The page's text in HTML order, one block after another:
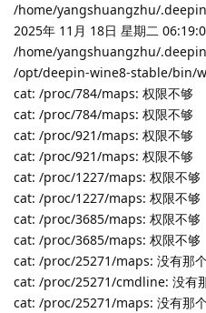
/home/yangshuangzhu/
2025年 11月 18日 星期二
/home/yangshuangzhu/
/opt/deepin-wine8-stable/bin/
cat: /proc/784/maps: 权限不够
cat: /proc/784/maps: 权限不够
cat: /proc/921/maps: 权限不够
cat: /proc/921/maps: 权限不够
cat: /proc/1227/maps: 权限不够
cat: /proc/1227/maps: 权限不够
cat: /proc/3685/maps: 权限不够
cat: /proc/3685/maps: 权限不够
cat: /proc/25271/maps: 没有那
cat: /proc/25271/cmdline: 没有
cat: /proc/25271/maps: 没有那